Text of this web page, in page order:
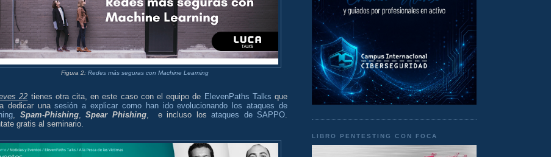
Figura 2: Redes más seguras con Machine Learning
22 tienes otra cita, en este caso con el equipo de ElevenPaths Talks que
dedicar unasesión a explicar como han ido evolucionando los ataques de
Spam-Phishing, Spear Phishing, e incluso los ataques de SAPPO
gratis al seminario.
LIBRO PENTESTING CON FOCA